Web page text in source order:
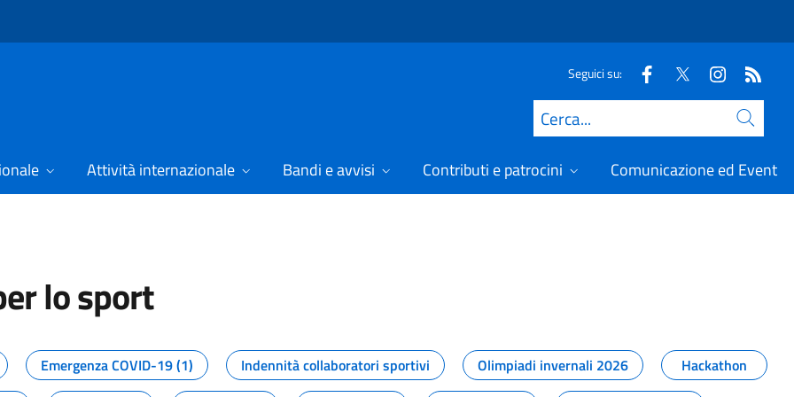
Seguici su:
Cerca
Attività internazionale Bandi e avvisi Contributi e patrocini Comunicazione ed Eventi
lo sport
dal Dipartimento per lo sport
Emergenza COVID-19 (1) Indennità collaboratori sportivi Olimpiadi invernali 2026
Hackathon